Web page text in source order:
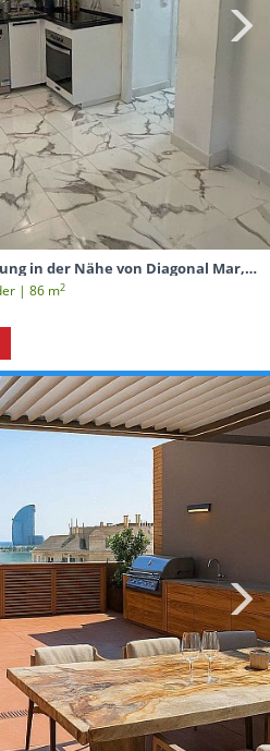
in der Nähe von Diagonal Mar,
in Barcelona
| 86 m2